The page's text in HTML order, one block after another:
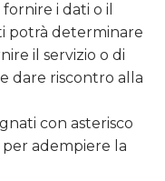
i dati o il
potrà determinare
il servizio o di
dare riscontro alla
con asterisco
adempiere la